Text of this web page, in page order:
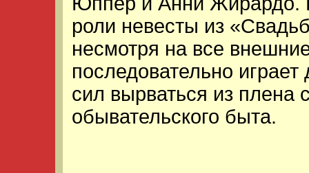
роли невесты из
несмотря на все
последовательно
сил вырваться из плена
обывательского быта.